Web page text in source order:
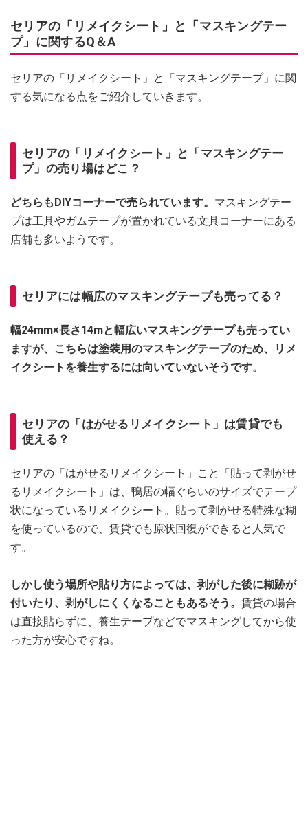
セリアの「リメイクシート」と「マスキングテー
プ」に関するQ＆A
セリアの「リメイクシート」と「マスキングテープ」に関
する気になる点をご紹介していきます。
セリアの「リメイクシート」と「マスキングテー
プ」の売り場はどこ？
どちらもDIYコーナーで売られています。 マスキングテー
プは工具やガムテープが置かれている文具コーナーにある
店舗も多いようです。
セリアには幅広のマスキングテープも売ってる？
幅24mm×長さ14mと幅広いマスキングテープも売ってい
ますが、こちらは塗装用のマスキングテープのため、リメ
イクシートを養生するには向いていないそうです。
セリアの「はがせるリメイクシート」は賃貸でも
使える？
セリアの「はがせるリメイクシート」こと「貼って剥がせ
るリメイクシート」は、鴨居の幅ぐらいのサイズでテープ
状になっているリメイクシート。貼って剥がせる特殊な糊
を使っているので、賃貸でも原状回復ができると人気で
す。
しかし使う場所や貼り方によっては、剥がした後に糊跡が
付いたり、剥がしにくくなることもあるそう。 賃貸の場合
は直接貼らずに、養生テープなどでマスキングしてから使
った方が安心ですね。